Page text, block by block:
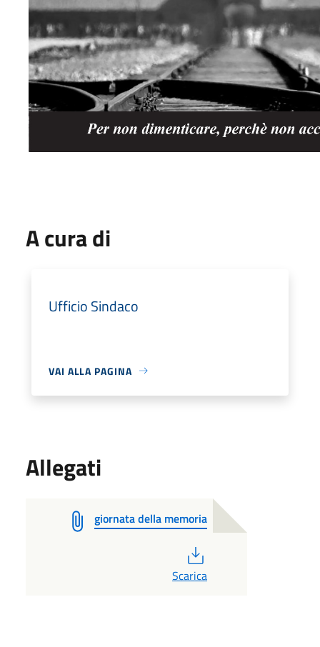
A cura di
Ufficio Sindaco
VAI ALLA PAGINA
Allegati
giornata della memoria
Scarica